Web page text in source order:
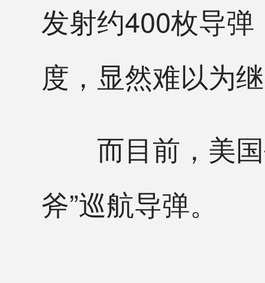
发射约400枚导
度，显然难以为
而目前，美国
斧”巡航导弹。